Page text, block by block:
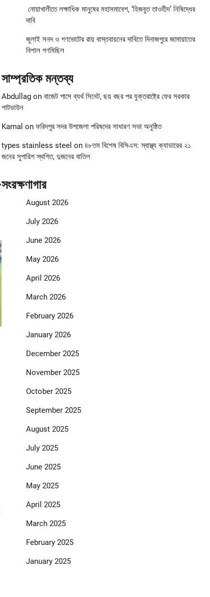
নোয়াখালীতে লক্ষাধিক মানুষের মহাসমাবেশ, ‘হিজবুত তাওহীদ’ নিষিদ্ধের
দাবি
জুলাই সনদ ও গণভোটের রায় বাস্তবায়নের দাবিতে দিনাজপুরে জামায়াতের
বিশাল গণমিছিল
সাম্প্রতিক মন্তব্য
Abdullagon বাজেট পাসে ব্যর্থ সিনেট, ছয় বছর পর যুক্তরাষ্ট্রে ফের সরকার
শাটডাউন
Kamal on ফরিদপুর সদর উপজেলা পরিষদের সাধারণ সভা অনুষ্ঠিত
types stainless steel on ৪৮তম বিশেষ বিসিএস: স্বাস্থ্য ক্যাডারের ২১
জনের সুপারিশ স্থগিত, দুজনের বাতিল
সংরক্ষণাগার
August 2026
July 2026
June 2026
May 2026
April 2026
March 2026
February 2026
January 2026
December 2025
November 2025
October 2025
September 2025
August 2025
July 2025
June 2025
May 2025
April 2025
March 2025
February 2025
January 2025